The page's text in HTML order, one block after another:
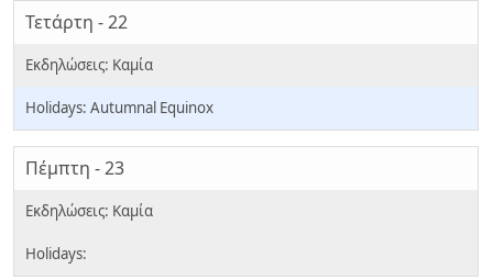
Τετάρτη - 22
Autumnal Equinox
Πέμπτη - 23